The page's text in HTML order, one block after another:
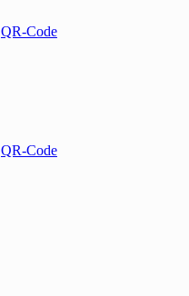
QR-Code
QR-Code